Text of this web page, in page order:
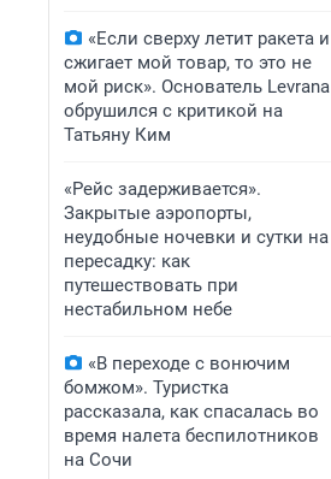
«Если сверху летит ракета и
сжигает мой товар, то это не
мой риск». Основатель Levrana
обрушился с критикой на
Татьяну Ким
«Рейс задерживается».
Закрытые аэропорты,
неудобные ночевки и сутки на
пересадку: как
путешествовать при
нестабильном небе
«В переходе с вонючим
бомжом». Туристка
рассказала, как спасалась во
время налета беспилотников
на Сочи